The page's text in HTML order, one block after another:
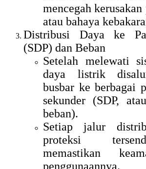
mencegah
atau bahaya
Distribusi Daya ke
(SDP) dan Beban
Setelah melewati
daya listrik
busbar ke berbagai
sekunder (SDP,
beban).
Setiap jalur
proteksi
memastikan
penggunaannya.